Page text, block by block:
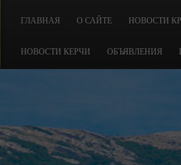
ГЛАВНАЯ О САЙТЕ НОВОСТИ
НОВОСТИ КЕРЧИ ОБЪЯВЛЕНИЯ